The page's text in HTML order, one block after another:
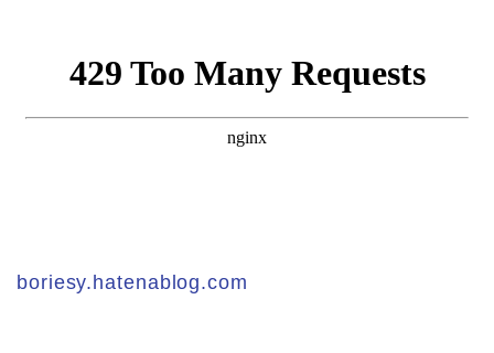
boriesy.hatenablog.com